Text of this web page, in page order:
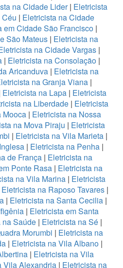
na Cidade Lider| Eletricista
| Eletricista na Cidade
em Cidade São Francisco |
São Mateus| Eletricista na
na Cidade Vargas |
| Eletricista na Consolação |
Aricanduva| Eletricista na
na Granja Viana|
Eletricista na Lapa| Eletricista
na Liberdade | Eletricista
Mooca | Eletricista na Nossa
na Mova Piraju | Eletricista
| Eletricista na Vila Marieta|
| Eletricista na Penha|
de França | Eletricista na
Ponte Rasa | Eletricista na
na Vila Marina| Eletricista
Eletricista na Raposo Tavares|
| Eletricista na Santa Cecilia|
| Eletricista em Santa
na Saúde| Eletricista na Sé|
Morumbi | Eletricista na
| Eletricista na Vila Albano|
| Eletricista na Vila
Vila Alexandria| Eletricista na